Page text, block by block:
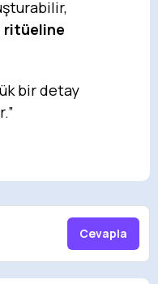
ritüeline
bir detay
Cevapla